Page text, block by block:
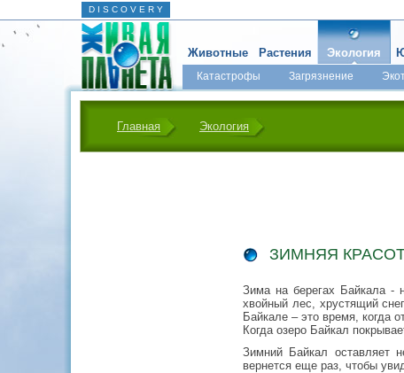
D I S C O V E R Y
Животные Растения Экология
Катастрофы Загрязнение
Главная Экология
ЗИМНЯЯ
Зима на берегах Байкала -
хвойный лес, хрустящий
Байкале – это время, когда
Когда озеро Байкал
Зимний Байкал оставляет
вернется еще раз, чтобы